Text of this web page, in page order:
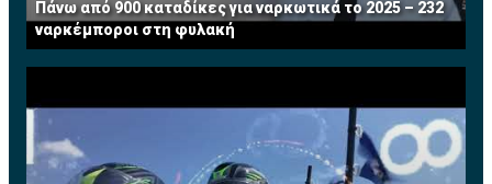
Πάνω από 900 καταδίκες για ναρκωτικά το 2025 – 232
ναρκέμποροι στη φυλακή